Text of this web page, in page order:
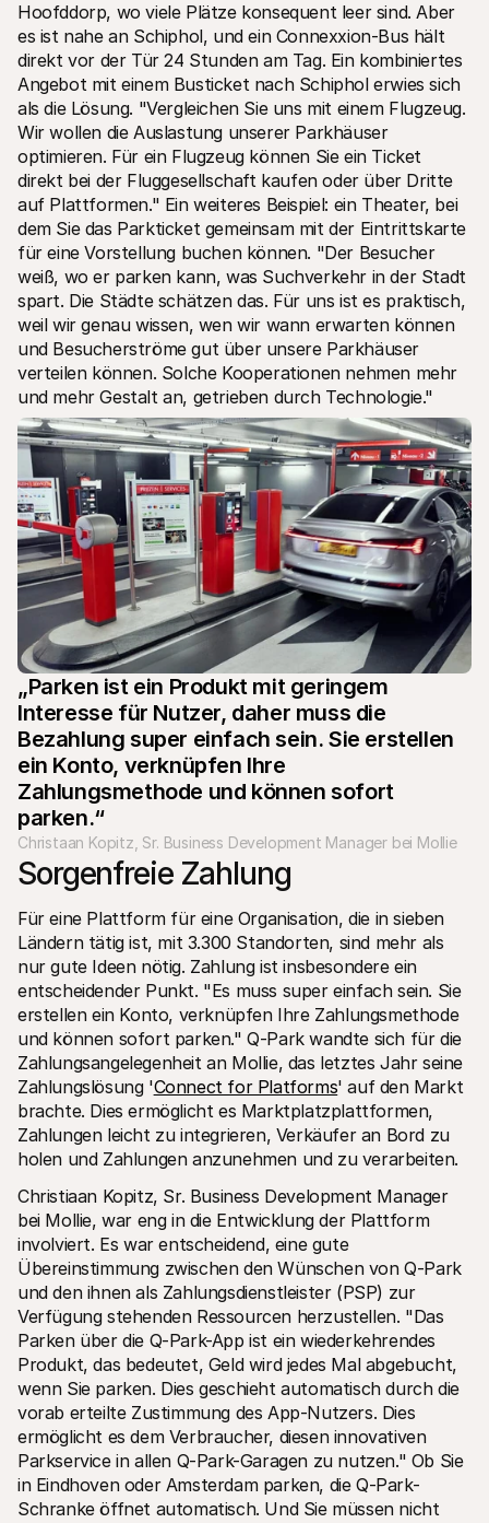
Hoofddorp, wo viele Plätze konsequent leer sind. Aber
es ist nahe an Schiphol, und ein Connexxion-Bus hält
direkt vor der Tür 24 Stunden am Tag. Ein kombiniertes
Angebot mit einem Busticket nach Schiphol erwies sich
als die Lösung. "Vergleichen Sie uns mit einem Flugzeug.
Wir wollen die Auslastung unserer Parkhäuser
optimieren. Für ein Flugzeug können Sie ein Ticket
direkt bei der Fluggesellschaft kaufen oder über Dritte
auf Plattformen." Ein weiteres Beispiel: ein Theater, bei
dem Sie das Parkticket gemeinsam mit der Eintrittskarte
für eine Vorstellung buchen können. "Der Besucher
weiß, wo er parken kann, was Suchverkehr in der Stadt
spart. Die Städte schätzen das. Für uns ist es praktisch,
weil wir genau wissen, wen wir wann erwarten können
und Besucherströme gut über unsere Parkhäuser
verteilen können. Solche Kooperationen nehmen mehr
und mehr Gestalt an, getrieben durch Technologie."
„Parken ist ein Produkt mit geringem
Interesse für Nutzer, daher muss die
Bezahlung super einfach sein. Sie erstellen
ein Konto, verknüpfen Ihre
Zahlungsmethode und können sofort
parken.“
Christaan Kopitz, Sr. Business Development Manager bei Mollie
Sorgenfreie Zahlung
Für eine Plattform für eine Organisation, die in sieben
Ländern tätig ist, mit 3.300 Standorten, sind mehr als
nur gute Ideen nötig. Zahlung ist insbesondere ein
entscheidender Punkt. "Es muss super einfach sein. Sie
erstellen ein Konto, verknüpfen Ihre Zahlungsmethode
und können sofort parken." Q-Park wandte sich für die
Zahlungsangelegenheit an Mollie, das letztes Jahr seine
Zahlungslösung 'Connect for Platforms' auf den Markt
brachte. Dies ermöglicht es Marktplatzplattformen,
Zahlungen leicht zu integrieren, Verkäufer an Bord zu
holen und Zahlungen anzunehmen und zu verarbeiten.
Christiaan Kopitz, Sr. Business Development Manager
bei Mollie, war eng in die Entwicklung der Plattform
involviert. Es war entscheidend, eine gute
Übereinstimmung zwischen den Wünschen von Q-Park
und den ihnen als Zahlungsdienstleister (PSP) zur
Verfügung stehenden Ressourcen herzustellen. "Das
Parken über die Q-Park-App ist ein wiederkehrendes
Produkt, das bedeutet, Geld wird jedes Mal abgebucht,
wenn Sie parken. Dies geschieht automatisch durch die
vorab erteilte Zustimmung des App-Nutzers. Dies
ermöglicht es dem Verbraucher, diesen innovativen
Parkservice in allen Q-Park-Garagen zu nutzen." Ob Sie
in Eindhoven oder Amsterdam parken, die Q-Park-
Schranke öffnet automatisch. Und Sie müssen nicht